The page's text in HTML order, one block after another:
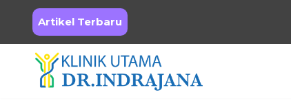
content
Artikel Terbaru